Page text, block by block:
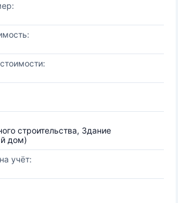
строительства, Здание
дом)
учёт: